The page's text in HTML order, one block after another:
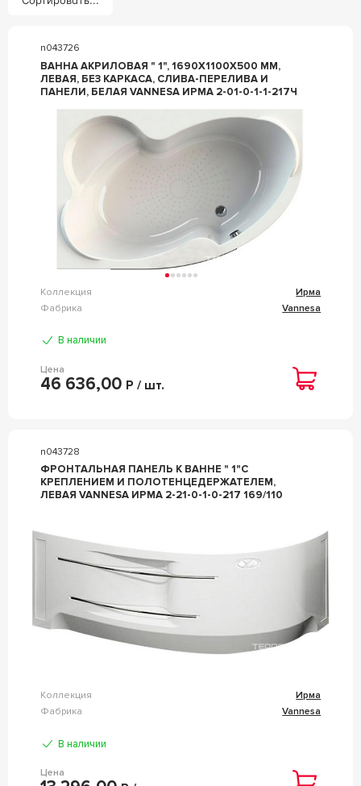
n043726
ВАННА АКРИЛОВАЯ " 1", 1690Х1100X500 ММ,
ЛЕВАЯ, БЕЗ КАРКАСА, СЛИВА-ПЕРЕЛИВА И
ПАНЕЛИ, БЕЛАЯ VANNESA ИРМА 2-01-0-1-1-217Ч
Коллекция
Ирма
Фабрика
Vannesa
В наличии
Цена
46 636,00 Р / шт.
n043728
ФРОНТАЛЬНАЯ ПАНЕЛЬ К ВАННЕ " 1"С
КРЕПЛЕНИЕМ И ПОЛОТЕНЦЕДЕРЖАТЕЛЕМ,
ЛЕВАЯ VANNESA ИРМА 2-21-0-1-0-217 169/110
Коллекция
Ирма
Фабрика
Vannesa
В наличии
Цена